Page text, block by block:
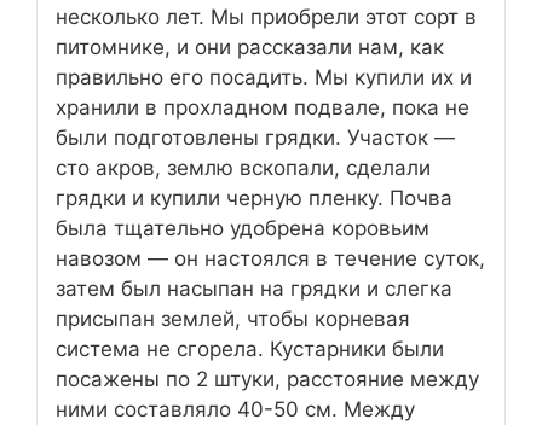
несколько лет. Мы приобрели этот сорт в
питомнике, и они рассказали нам, как
правильно его посадить. Мы купили их и
хранили в прохладном подвале, пока не
были подготовлены грядки. Участок —
сто акров, землю вскопали, сделали
грядки и купили черную пленку. Почва
была тщательно удобрена коровьим
навозом — он настоялся в течение суток,
затем был насыпан на грядки и слегка
присыпан землей, чтобы корневая
система не сгорела. Кустарники были
посажены по 2 штуки, расстояние между
ними составляло 40-50 см. Между